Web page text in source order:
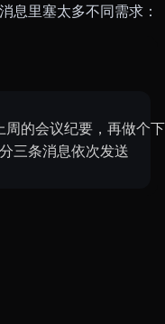
息里塞太多不同需求：
的会议纪要，再做个
三条消息依次发送